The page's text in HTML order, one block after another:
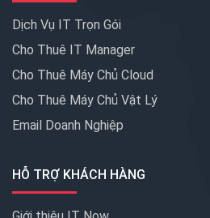
Dịch Vụ IT Trọn Gói
Cho Thuê IT Manager
Cho Thuê Máy Chủ Cloud
Cho Thuê Máy Chủ Vật Lý
Email Doanh Nghiệp
HỖ TRỢ KHÁCH HÀNG